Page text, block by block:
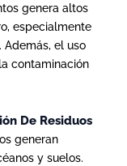
genera altos
especialmente
Además, el uso
contaminación
De Residuos
generan
y suelos.